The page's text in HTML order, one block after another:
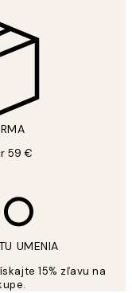
59 €
UMENIA
15% zľavu na